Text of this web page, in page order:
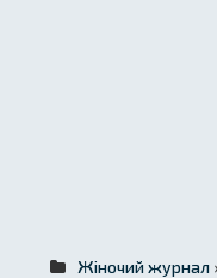
Жіночий журнал